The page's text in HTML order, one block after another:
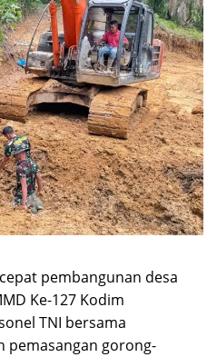
pembangunan desa
Ke-127 Kodim
TNI bersama
pemasangan gorong-